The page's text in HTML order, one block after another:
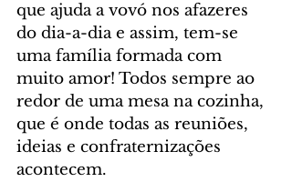
que ajuda a vovó nos afazeres
do dia-a-dia e assim, tem-se
uma família formada com
muito amor! Todos sempre ao
redor de uma mesa na cozinha,
que é onde todas as reuniões,
ideias e confraternizações
acontecem.